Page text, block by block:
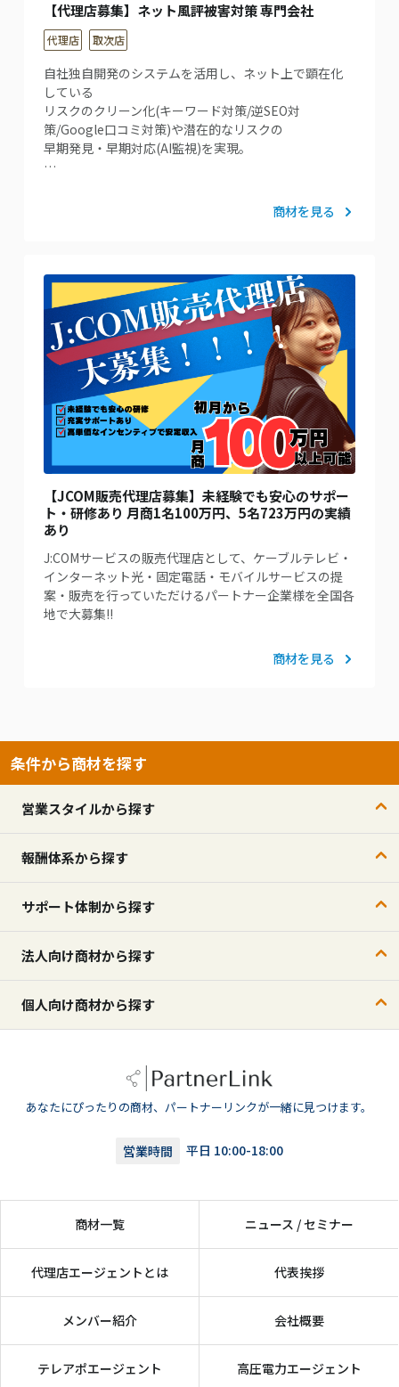
【代理店募集】ネット風評被害対策 専門会社
代理店 取次店
自社独自開発のシステムを活用し、ネット上で顕在化
している
リスクのクリーン化(キーワード対策/逆SEO対
策/Google口コミ対策)や潜在的なリスクの
早期発見・早期対応(AI監視)を実現。
…
商材を見る
【JCOM販売代理店募集】未経験でも安心のサポー
ト・研修あり 月商1名100万円、5名723万円の実績
あり
J:COMサービスの販売代理店として、ケーブルテレビ・
インターネット光・固定電話・モバイルサービスの提
案・販売を行っていただけるパートナー企業様を全国各
地で大募集!!
商材を見る
条件から商材を探す
営業スタイルから探す
報酬体系から探す
サポート体制から探す
法人向け商材から探す
個人向け商材から探す
あなたにぴったりの商材、パートナーリンクが一緒に見つけます。
営業時間 平日 10:00-18:00
商材一覧 ニュース / セミナー
代理店エージェントとは 代表挨拶
メンバー紹介 会社概要
テレアポエージェント 高圧電力エージェント